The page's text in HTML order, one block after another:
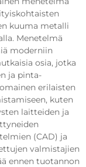
kuuma metalli
Menetelmä
moderniin
osia, jotka
ja pinta-
erilaisten
kuten
laitteiden ja
(CAD) ja
valmistajien
ennen tuotannon